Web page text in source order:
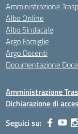
Amministrazione
Albo Online
Albo Sindacale
Argo Famiglie
Argo Docenti
Documentazione
Amministrazione
Dichiarazione di
Seguici su: